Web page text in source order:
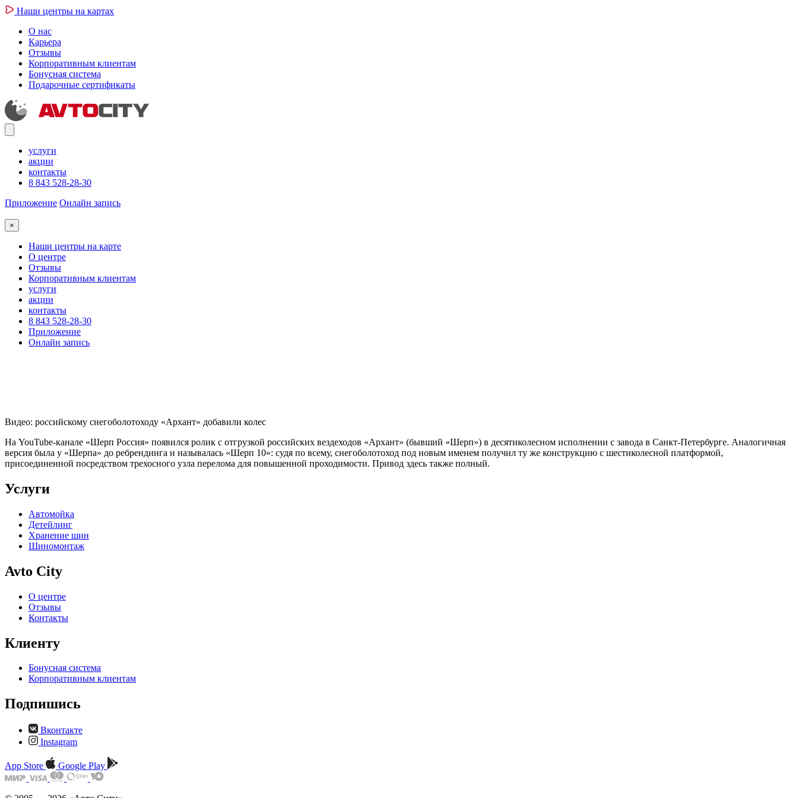
Наши центры на картах
О нас
Карьера
Отзывы
Корпоративным клиентам
Бонусная система
Подарочные сертификаты
услуги
акции
контакты
8 843 528-28-30
Приложение Онлайн запись
×
Наши центры на карте
О центре
Отзывы
Корпоративным клиентам
услуги
акции
контакты
8 843 528-28-30
Приложение
Онлайн запись
Видео: российскому снегоболотоходу «Архант» добавили колес
На YouTube-канале «Шерп Россия» появился ролик с отгрузкой российских вездеходов «Архант» (бывший «Шерп») в десятиколесном исполнении с завода в Санкт-Петербурге. Аналогичная
версия была у «Шерпа» до ребрендинга и называлась «Шерп 10»: судя по всему, снегоболотоход под новым именем получил ту же конструкцию с шестиколесной платформой,
присоединенной посредством трехосного узла перелома для повышенной проходимости. Привод здесь также полный.
Услуги
Автомойка
Детейлинг
Хранение шин
Шиномонтаж
Avto City
О центре
Отзывы
Контакты
Клиенту
Бонусная система
Корпоративным клиентам
Подпишись
Вконтакте
Instagram
App Store Google Play